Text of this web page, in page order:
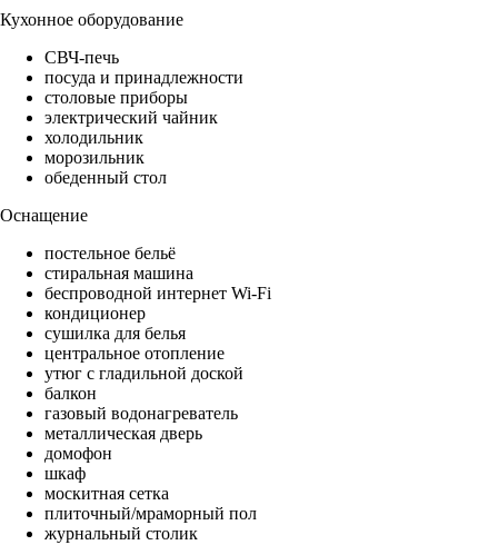
Кухонное оборудование
СВЧ-печь
посуда и принадлежности
столовые приборы
электрический чайник
холодильник
морозильник
обеденный стол
Оснащение
постельное бельё
стиральная машина
беспроводной интернет Wi-Fi
кондиционер
сушилка для белья
центральное отопление
утюг с гладильной доской
балкон
газовый водонагреватель
металлическая дверь
домофон
шкаф
москитная сетка
плиточный/мраморный пол
журнальный столик